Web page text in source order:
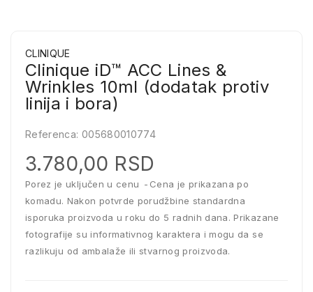
CLINIQUE
Clinique iD™ ACC Lines &
Wrinkles 10ml (dodatak protiv
linija i bora)
Referenca: 005680010774
3.780,00 RSD
Porez je uključen u cenu
Cena je prikazana po
komadu. Nakon potvrde porudžbine standardna
isporuka proizvoda u roku do 5 radnih dana. Prikazane
fotografije su informativnog karaktera i mogu da se
razlikuju od ambalaže ili stvarnog proizvoda.